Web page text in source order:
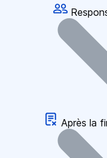
Après la